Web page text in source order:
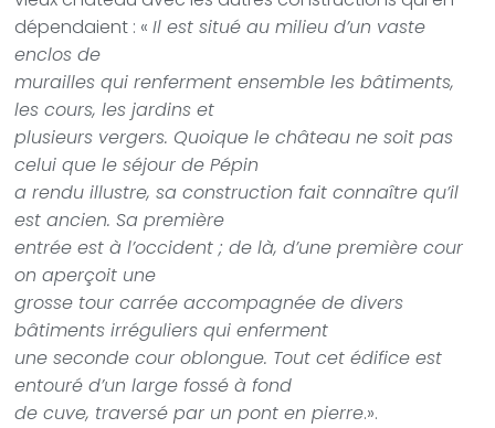
dépendaient : «Il est situé au milieu d’un vaste
enclos de
murailles qui renferment ensemble les bâtiments,
les cours, les jardins et
plusieurs vergers. Quoique le château ne soit pas
celui que le séjour de Pépin
a rendu illustre, sa construction fait connaître qu’il
est ancien. Sa première
entrée est à l’occident ; de là, d’une première cour
on aperçoit une
grosse tour carrée accompagnée de divers
bâtiments irréguliers qui enferment
une seconde cour oblongue. Tout cet édifice est
entouré d’un large fossé à fond
de cuve, traversé par un pont en pierre.».